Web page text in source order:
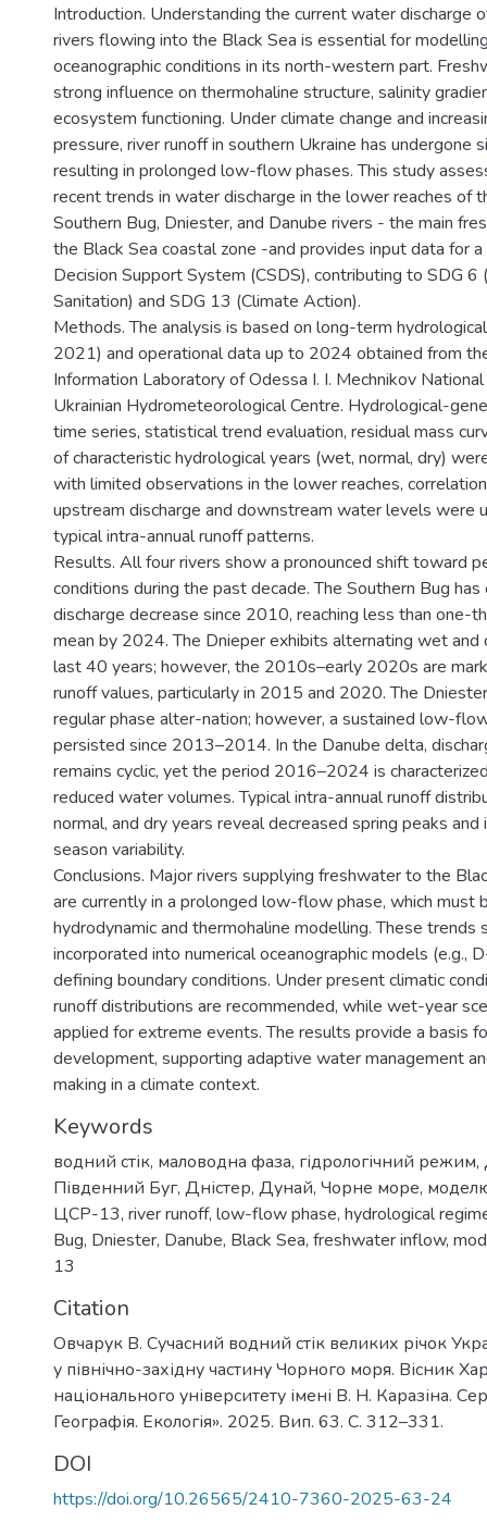
Introduction. Understanding the current water discharge
rivers flowing into the Black Sea is essential for
oceanographic conditions in its north-western part.
strong influence on thermohaline structure, salinity
ecosystem functioning. Under climate change and
pressure, river runoff in southern Ukraine has undergone
resulting in prolonged low-flow phases. This study
recent trends in water discharge in the lower reaches of
Southern Bug, Dniester, and Danube rivers - the main
the Black Sea coastal zone -and provides input data for
Decision Support System (CSDS), contributing to SDG 6
Sanitation) and SDG 13 (Climate Action).
Methods. The analysis is based on long-term
2021) and operational data up to 2024 obtained from
Information Laboratory of Odessa I. I. Mechnikov
Ukrainian Hydrometeorological Centre. Hydrological-
time series, statistical trend evaluation, residual mass
of characteristic hydrological years (wet, normal, dry)
with limited observations in the lower reaches,
upstream discharge and downstream water levels were
typical intra-annual runoff patterns.
Results. All four rivers show a pronounced shift toward
conditions during the past decade. The Southern Bug
discharge decrease since 2010, reaching less than one-
mean by 2024. The Dnieper exhibits alternating wet and
last 40 years; however, the 2010s–early 2020s are
runoff values, particularly in 2015 and 2020. The
regular phase alter-nation; however, a sustained low-
persisted since 2013–2014. In the Danube delta,
remains cyclic, yet the period 2016–2024 is
reduced water volumes. Typical intra-annual runoff
normal, and dry years reveal decreased spring peaks
season variability.
Conclusions. Major rivers supplying freshwater to the
are currently in a prolonged low-flow phase, which must
hydrodynamic and thermohaline modelling. These trends
incorporated into numerical oceanographic models (e.g.,
defining boundary conditions. Under present climatic
runoff distributions are recommended, while wet-year
applied for extreme events. The results provide a basis
development, supporting adaptive water management
making in a climate context.
Keywords
водний стік, маловодна фаза, гідрологічний режим,
Південний Буг, Дністер, Дунай, Чорне море,
ЦСР-13, river runoff, low-flow phase, hydrological
Bug, Dniester, Danube, Black Sea, freshwater inflow,
13
Citation
Овчарук В. Сучасний водний стік великих річок
у північно-західну частину Чорного моря. Вісник
національного університету імені В. Н. Каразіна.
Географія. Екологія». 2025. Вип. 63. С. 312–331.
DOI
https://doi.org/10.26565/2410-7360-2025-63-24